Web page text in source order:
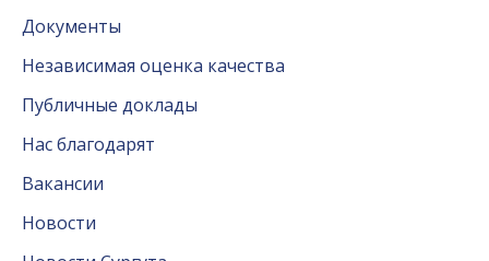
Документы
Независимая оценка качества
Публичные доклады
Нас благодарят
Вакансии
Новости